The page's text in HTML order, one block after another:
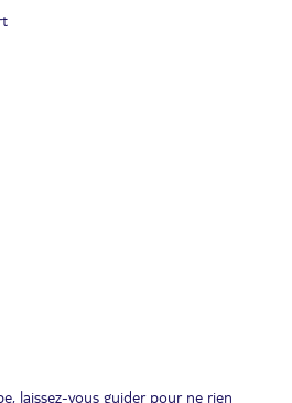
laissez-vous guider pour ne rien